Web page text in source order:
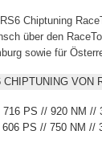
Chiptuning
über den
sowie für
CHIPTUNING VON
716 PS // 920 NM //
606 PS // 750 NM //